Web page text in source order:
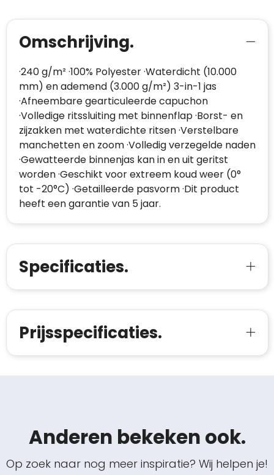
Omschrijving.
·240 g/m² ·100% Polyester ·Waterdicht (10.000
mm) en ademend (3.000 g/m²) 3-in-1 jas
·Afneembare gearticuleerde capuchon
·Volledige ritssluiting met binnenflap ·Borst- en
zijzakken met waterdichte ritsen ·Verstelbare
manchetten en zoom ·Volledig verzegelde naden
·Gewatteerde binnenjas kan in en uit geritst
worden ·Geschikt voor extreem koud weer (0°
tot -20°C) ·Getailleerde pasvorm ·Dit product
heeft een garantie van 5 jaar.
Specificaties.
Prijsspecificaties.
Anderen bekeken ook.
Op zoek naar nog meer inspiratie? Wij helpen je!